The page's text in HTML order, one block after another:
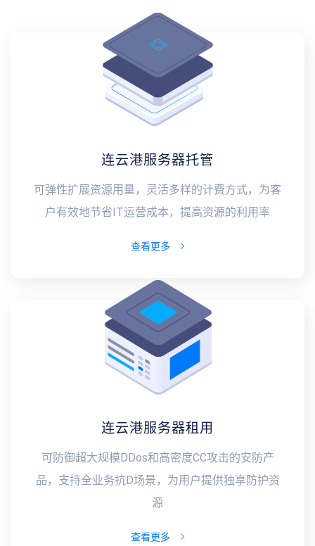
连云港服务器托管
可弹性扩展资源用量，灵活多样的计费方式，为客
户有效地节省IT运营成本，提高资源的利用率
查看更多
连云港服务器租用
可防御超大规模DDos和高密度CC攻击的安防产
品，支持全业务抗D场景，为用户提供独享防护资
源
查看更多